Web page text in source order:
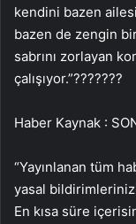
kendini bazen
bazen de zengin
sabrını zorlayan
çalışıyor.”???????
Haber Kaynak :
“Yayınlanan tüm
yasal
En kısa süre